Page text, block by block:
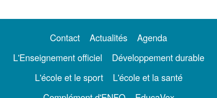
Contact Actualités
Agenda
L'Enseignement officiel
Développement durable
L'école et le sport
L'école et la santé